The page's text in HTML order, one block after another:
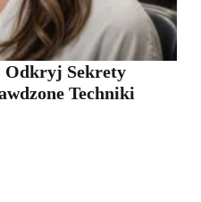
Sekrety
Techniki